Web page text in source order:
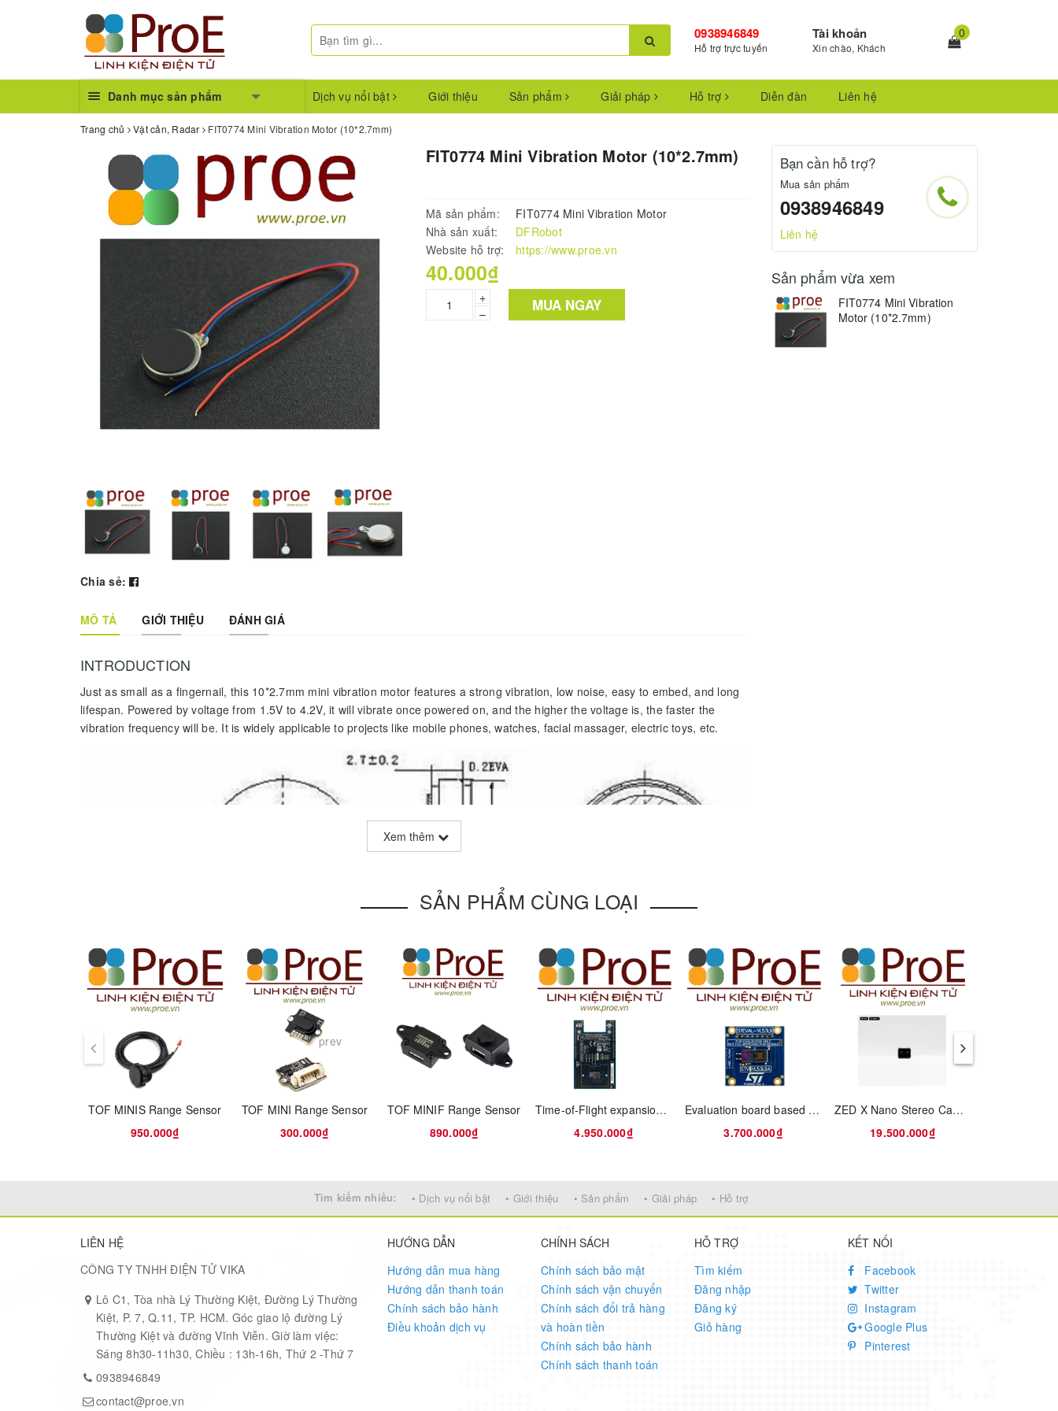
0938946849
Hỗ trợ trực tuyến
Tài khoản
Xin chào, Khách
0
Danh mục sản phẩm Dịch vụ nổi bật Giới thiệu Sản phẩm Giải pháp Hỗ trợ Diễn đàn Liên hệ
Trang chủ Vật cản, Radar FIT0774 Mini Vibration Motor (10*2.7mm)
Chia sẻ:
FIT0774 Mini Vibration Motor (10*2.7mm)
Mã sản phẩm:
FIT0774 Mini Vibration Motor
Nhà sản xuất:
DFRobot
Website hỗ trợ:
https://www.proe.vn
40.000₫
+
–
MUA NGAY
MÔ TẢ GIỚI THIỆU ĐÁNH GIÁ
INTRODUCTION
Just as small as a fingernail, this 10*2.7mm mini vibration motor features a strong vibration, low noise, easy to embed, and long
lifespan. Powered by voltage from 1.5V to 4.2V, it will vibrate once powered on, and the higher the voltage is, the faster the
vibration frequency will be. It is widely applicable to projects like mobile phones, watches, facial massager, electric toys, etc.
Operating Voltage: DC1.5-4.2V
Rated Current: 50mA
Dimension: 10mm(0.39”)(Diameter); 2.7mm(0.11”)(Thickness)
SHIPPING LIST
Mini Vibration Motor (10*2.7mm) x1
Xem thêm
Bạn cần hỗ trợ?
Mua sản phẩm
0938946849
Liên hệ
Sản phẩm vừa xem
FIT0774 Mini Vibration
Motor (10*2.7mm)
SẢN PHẨM CÙNG LOẠI
TOF MINIS Range Sensor
950.000₫
TOF MINI Range Sensor
300.000₫
TOF MINIF Range Sensor
890.000₫
Time-of-Flight expansion board based on the VL53L9CX for STM32 Nucleo
4.950.000₫
Evaluation board based on VL53L9CX Time of Flight sensor
3.700.000₫
ZED X Nano Stereo Camera
19.500.000₫
prev
Tìm kiếm nhiều: • Dịch vụ nổi bật • Giới thiệu • Sản phẩm • Giải pháp • Hỗ trợ
LIÊN HỆ
CÔNG TY TNHH ĐIỆN TỬ VIKA
Lô C1, Tòa nhà Lý Thường Kiệt, Đường Lý Thường
Kiệt, P. 7, Q.11, TP. HCM. Góc giao lộ đường Lý
Thường Kiệt và đường Vĩnh Viễn. Giờ làm việc:
Sáng 8h30-11h30, Chiều : 13h-16h, Thứ 2 -Thứ 7
0938946849
contact@proe.vn
HƯỚNG DẪN
Hướng dẫn mua hàng
Hướng dẫn thanh toán
Chính sách bảo hành
Điều khoản dịch vụ
CHÍNH SÁCH
Chính sách bảo mật
Chính sách vận chuyển
Chính sách đổi trả hàng
và hoàn tiền
Chính sách bảo hành
Chính sách thanh toán
HỖ TRỢ
Tìm kiếm
Đăng nhập
Đăng ký
Giỏ hàng
KẾT NỐI
Facebook
Twitter
Instagram
Google Plus
Pinterest